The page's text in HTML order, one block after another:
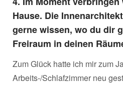
Hause. Die
gerne wissen, wo du dir
Freiraum in deinen
Zum Glück hatte ich mir zum
Arbeits-/Schlafzimmer neu